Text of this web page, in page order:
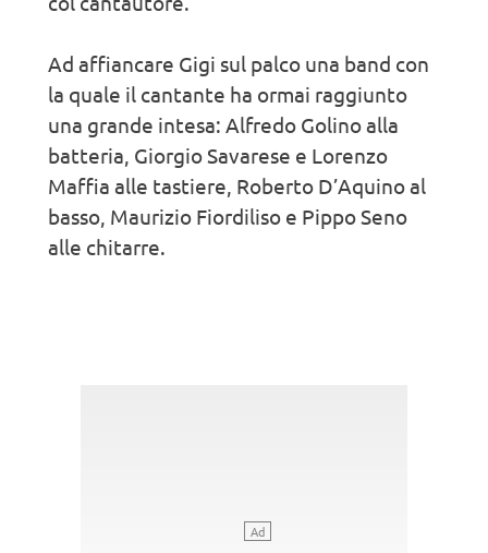
Ad affiancare Gigi sul palco una band con
la quale il cantante ha ormai raggiunto
una grande intesa: Alfredo Golino alla
batteria, Giorgio Savarese e Lorenzo
Maffia alle tastiere, Roberto D’Aquino al
basso, Maurizio Fiordiliso e Pippo Seno
alle chitarre.